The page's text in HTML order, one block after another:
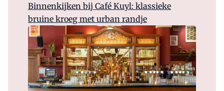
Binnenkijken bij Café Kuyl: klassieke
bruine kroeg met urban randje